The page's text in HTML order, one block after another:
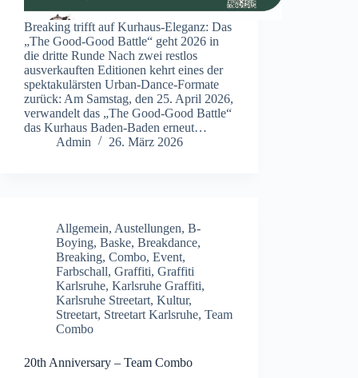
Breaking trifft auf Kurhaus-Eleganz: Das
„The Good-Good Battle“ geht 2026 in
die dritte Runde Nach zwei restlos
ausverkauften Editionen kehrt eines der
spektakulärsten Urban-Dance-Formate
zurück: Am Samstag, den 25. April 2026,
verwandelt das „The Good-Good Battle“
das Kurhaus Baden-Baden erneut…
Admin
26. März 2026
Allgemein, Austellungen, B-
Boying, Baske, Breakdance,
Breaking, Combo, Event,
Farbschall, Graffiti, Graffiti
Karlsruhe, Karlsruhe Graffiti,
Karlsruhe Streetart, Kultur,
Streetart, Streetart Karlsruhe, Team
Combo
20th Anniversary – Team Combo